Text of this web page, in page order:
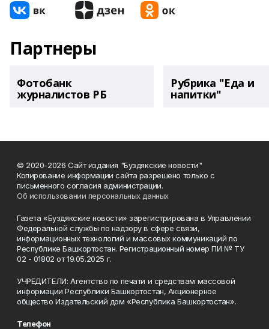
Партнеры
Фотобанк
журналистов РБ
Рубрика "Еда и
напитки"
© 2020-2026 Сайт издания "Буздякские новости"
Копирование информации сайта разрешено только с
письменного согласия администрации.
Об использовании персональных данных
Газета «Буздякские новости» зарегистрирована в Управлении
Федеральной службы по надзору в сфере связи,
информационных технологий и массовых коммуникаций по
Республике Башкортостан. Регистрационный номер ПИ № ТУ
02 - 01802 от 19.05.2025 г.
УЧРЕДИТЕЛИ: Агентство по печати и средствам массовой
информации Республики Башкортостан, Акционерное
общество Издательский дом «Республика Башкортостан».
Телефон